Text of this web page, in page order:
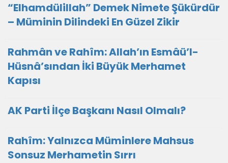
“Elhamdülillah” Demek Nimete Şükürdür
– Müminin Dilindeki En Güzel Zikir
Rahmân ve Rahîm: Allah’ın Esmâü’l-
Hüsnâ’sından İki Büyük Merhamet
Kapısı
AK Parti İlçe Başkanı Nasıl Olmalı?
Rahîm: Yalnızca Müminlere Mahsus
Sonsuz Merhametin Sırrı